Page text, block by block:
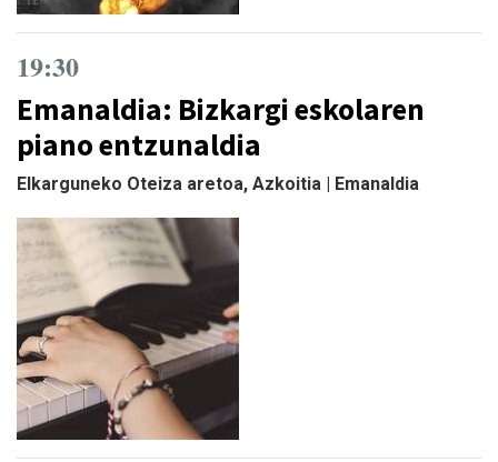
19:30
Emanaldia: Bizkargi eskolaren
piano entzunaldia
Elkarguneko Oteiza aretoa, Azkoitia | Emanaldia